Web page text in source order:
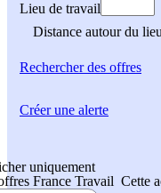
Lieu de travail
Distance autour du
Rechercherdes offres
uniquement
France Travail Cette
Créer une alerte